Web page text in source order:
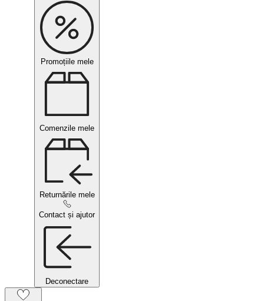
Promoțiile mele
Comenzile mele
Returnările mele
Contact și ajutor
Deconectare